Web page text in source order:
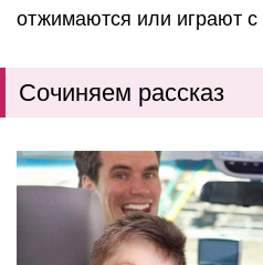
отжимаются или играют
Сочиняем рассказ